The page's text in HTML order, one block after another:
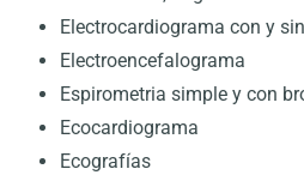
Electrocardiograma con y
Electroencefalograma
Espirometria simple y con
Ecocardiograma
Ecografías